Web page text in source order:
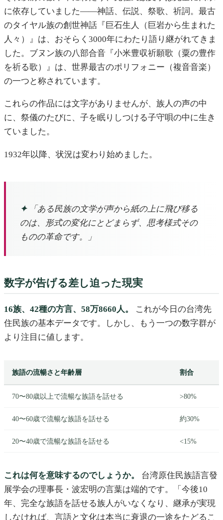
に依存していました——神話、伝説、祭歌、祈詞。最古
のタイヤル族の創世神話『巨石生人（巨岩から生まれた
人々）』は、おそらく3000年にわたり語り継がれてきま
した。ブヌン族の八部合音『小米豊収祈願歌（粟の豊作
を祈る歌）』は、世界最古のポリフォニー（複音音楽）
の一つと称されています。
これらの作品には文字がありませんが、族人の声の中
に、祭儀のたびに、子を眠りしつける子守唄の中に生き
ていました。
1932年以降、状況は変わり始めました。
✦「ある民族の文学が声から紙の上に飛び移る
のは、形式の変化にとどまらず、思考様式その
ものの革命です。」
数字が告げる差し迫った現実
16族、42種の方言、58万8660人。
これが今日の台湾先
住民族の基本データです。しかし、もう一つの数字群が
より注目に値します。
族語の流暢さと年齢層 割合
70〜80歳以上で流暢な族語を話せる >80%
40〜60歳で流暢な族語を話せる 約30%
20〜40歳で流暢な族語を話せる <15%
これは何を意味するのでしょうか。
台湾原住民族語言發
展学会の理事長・波宏明の言葉は端的です。「今後10
年、完全な族語を話せる族人がいなくなり、継承が実現
しなければ、言語と文化は本当に衰退の一途をたどるこ